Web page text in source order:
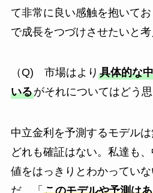
て非常に良い感触を抱いて
で成長をつづけさせたいと考
（Q) 市場はより 具体的な
いるがそれについてはどう思
中立金利を予測するモデルは
どれも確証はない。私達も
値をはっきりとわかってい